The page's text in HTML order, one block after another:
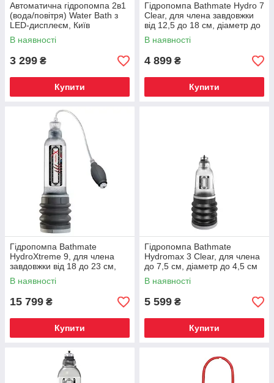
Автоматична гідропомпа 2в1
(вода/повітря) Water Bath з
LED-дисплеєм, Київ
В наявності
3 299 ₴
Купити
Гідропомпа Bathmate Hydro 7
Clear, для члена завдовжки
від 12,5 до 18 см, діаметр до
5 см
В наявності
4 899 ₴
Купити
Гідропомпа Bathmate
HydroXtreme 9, для члена
завдовжки від 18 до 23 см,
діаметр до 5,5 см
В наявності
15 799 ₴
Купити
Гідропомпа Bathmate
Hydromax 3 Clear, для члена
до 7,5 см, діаметр до 4,5 см
В наявності
5 599 ₴
Купити